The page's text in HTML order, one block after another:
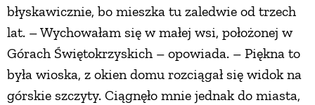
błyskawicznie, bo mieszka tu zaledwie od trzech
lat. – Wychowałam się w małej wsi, położonej w
Górach Świętokrzyskich – opowiada. – Piękna to
była wioska, z okien domu rozciągał się widok na
górskie szczyty. Ciągnęło mnie jednak do miasta,